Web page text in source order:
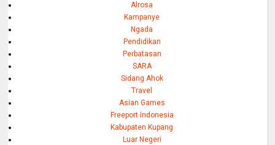
Alrosa
Kampanye
Ngada
Pendidikan
Perbatasan
SARA
Sidang Ahok
Travel
Asian Games
Freeport Indonesia
Kabupaten Kupang
Luar Negeri